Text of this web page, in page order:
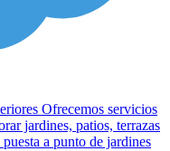
Ofrecemos servicios
jardines, patios, terrazas
a punto de jardines